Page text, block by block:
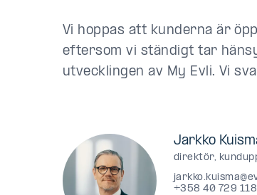
Vi hoppas att kunderna är
eftersom vi ständigt tar
utvecklingen av My Evli. Vi
Jarkko
direktör,
+358 40 729